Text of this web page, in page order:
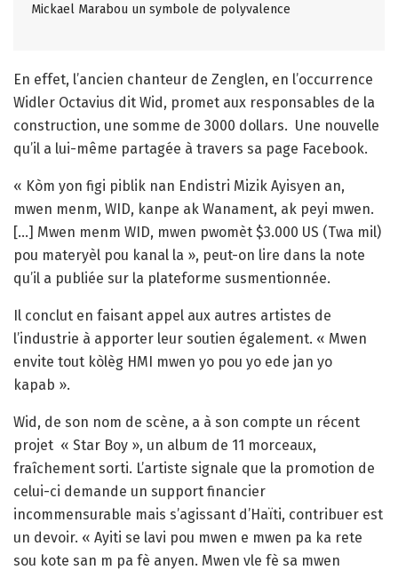
Mickael Marabou un symbole de polyvalence
En effet, l’ancien chanteur de Zenglen, en l’occurrence
Widler Octavius dit Wid, promet aux responsables de la
construction, une somme de 3000 dollars. Une nouvelle
qu’il a lui-même partagée à travers sa page Facebook.
« Kòm yon figi piblik nan Endistri Mizik Ayisyen an,
mwen menm, WID, kanpe ak Wanament, ak peyi mwen.
[…] Mwen menm WID, mwen pwomèt $3.000 US (Twa mil)
pou materyèl pou kanal la », peut-on lire dans la note
qu’il a publiée sur la plateforme susmentionnée.
Il conclut en faisant appel aux autres artistes de
l’industrie à apporter leur soutien également. « Mwen
envite tout kòlèg HMI mwen yo pou yo ede jan yo
kapab ».
Wid, de son nom de scène, a à son compte un récent
projet « Star Boy », un album de 11 morceaux,
fraîchement sorti. L’artiste signale que la promotion de
celui-ci demande un support financier
incommensurable mais s’agissant d’Haïti, contribuer est
un devoir. « Ayiti se lavi pou mwen e mwen pa ka rete
sou kote san m pa fè anyen. Mwen vle fè sa mwen